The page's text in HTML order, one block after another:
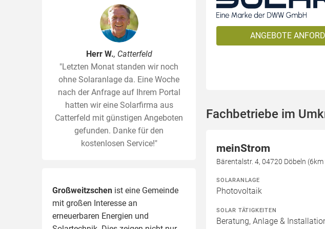
Herr W., Catterfeld
"Letzten Monat standen wir noch
ohne Solaranlage da. Eine Woche
nach der Anfrage auf Ihrem Portal
hatten wir eine Solarfirma aus
Catterfeld mit günstigen Angeboten
gefunden. Danke für den
kostenlosen Service!"
Großweitzschen ist eine Gemeinde
mit großen Interesse an
erneuerbaren Energien und
ANGEBOTE
Fachbetriebe im
meinStrom
Bärentalstr. 4, 04720 Döbeln
SOLARANLAGE
Photovoltaik
SOLAR TÄTIGKEITEN
Beratung, Anlage &